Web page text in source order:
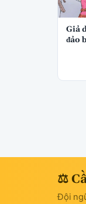
Giả
đảo
⚖
Đội